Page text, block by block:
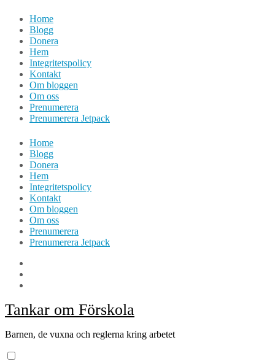
Hoppa
innehåll
Home
Blogg
Donera
Hem
Integritetspolicy
Kontakt
Om bloggen
Om oss
Prenumerera
Prenumerera Jetpack
Home
Blogg
Donera
Hem
Integritetspolicy
Kontakt
Om bloggen
Om oss
Prenumerera
Prenumerera Jetpack
Tankar om Förskola
Barnen, de vuxna och reglerna kring arbetet